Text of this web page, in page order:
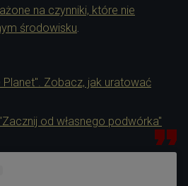
na czynniki, które nie
środowisku.
Zobacz, jak uratować
od własnego podwórka"